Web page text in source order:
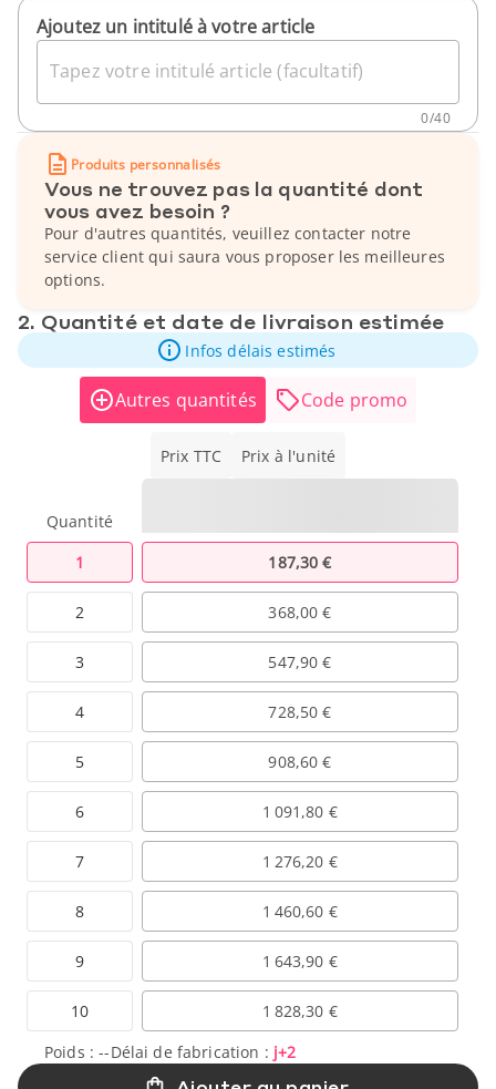
Ajoutez un intitulé à votre article
Tapez votre intitulé article (facultatif)
0/40
Produits personnalisés
Vous ne trouvez pas la quantité dont
vous avez besoin ?
Pour d'autres quantités, veuillez contacter notre
service client qui saura vous proposer les meilleures
options.
2. Quantité et date de livraison estimée
Infos délais estimés
Autres quantités Code promo
Prix TTC Prix à l'unité
Quantité
1
2
3
4
5
6
7
8
9
10
187,30 €
368,00 €
547,90 €
728,50 €
908,60 €
1 091,80 €
1 276,20 €
1 460,60 €
1 643,90 €
1 828,30 €
Poids :--Délai de fabrication : j+2